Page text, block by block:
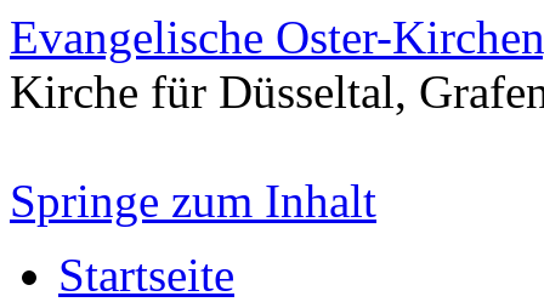
Evangelische Oster-
Kirche für Düsseltal,
Springe zum Inhalt
Startseite